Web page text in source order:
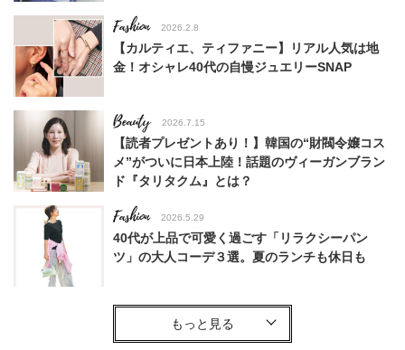
Fashion 2026.2.8
【カルティエ、ティファニー】リアル人気は地
金！オシャレ40代の自慢ジュエリーSNAP
Beauty 2026.7.15
【読者プレゼントあり！】韓国の“財閥令嬢コス
メ”がついに日本上陸！話題のヴィーガンブラン
ド『タリタクム』とは？
Fashion 2026.5.29
40代が上品で可愛く過ごす「リラクシーパン
ツ」の大人コーデ３選。夏のランチも休日も
Fashion
【＃Fumio名品】ホリデーに自分へ贈りたい！